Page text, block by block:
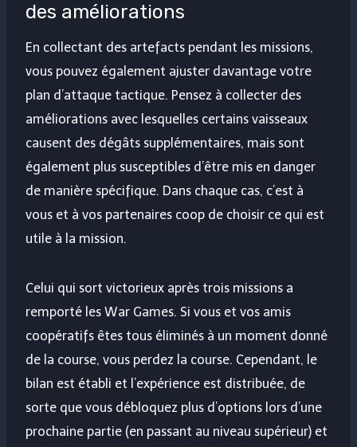
des améliorations
En collectant des artefacts pendant les missions,
vous pouvez également ajuster davantage votre
plan d’attaque tactique. Pensez à collecter des
améliorations avec lesquelles certains vaisseaux
causent des dégâts supplémentaires, mais sont
également plus susceptibles d’être mis en danger
de manière spécifique. Dans chaque cas, c’est à
vous et à vos partenaires coop de choisir ce qui est
utile à la mission.
Celui qui sort victorieux après trois missions a
remporté les War Games. Si vous et vos amis
coopératifs êtes tous éliminés à un moment donné
de la course, vous perdez la course. Cependant, le
bilan est établi et l’expérience est distribuée, de
sorte que vous débloquez plus d’options lors d’une
prochaine partie (en passant au niveau supérieur) et